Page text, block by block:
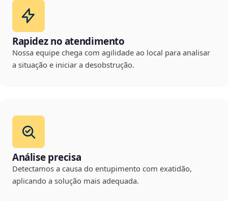
Rapidez no atendimento
Nossa equipe chega com agilidade ao local para analisar
a situação e iniciar a desobstrução.
Análise precisa
Detectamos a causa do entupimento com exatidão,
aplicando a solução mais adequada.